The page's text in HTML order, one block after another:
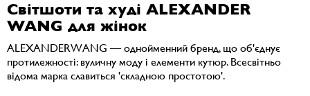
Світшоти та худі ALEXANDER
WANG для жінок
ALEXANDERWANG — однойменний бренд, що об'єднує
протилежності: вуличну моду і елементи кутюр. Всесвітньо
відома марка славиться 'складною простотою'.